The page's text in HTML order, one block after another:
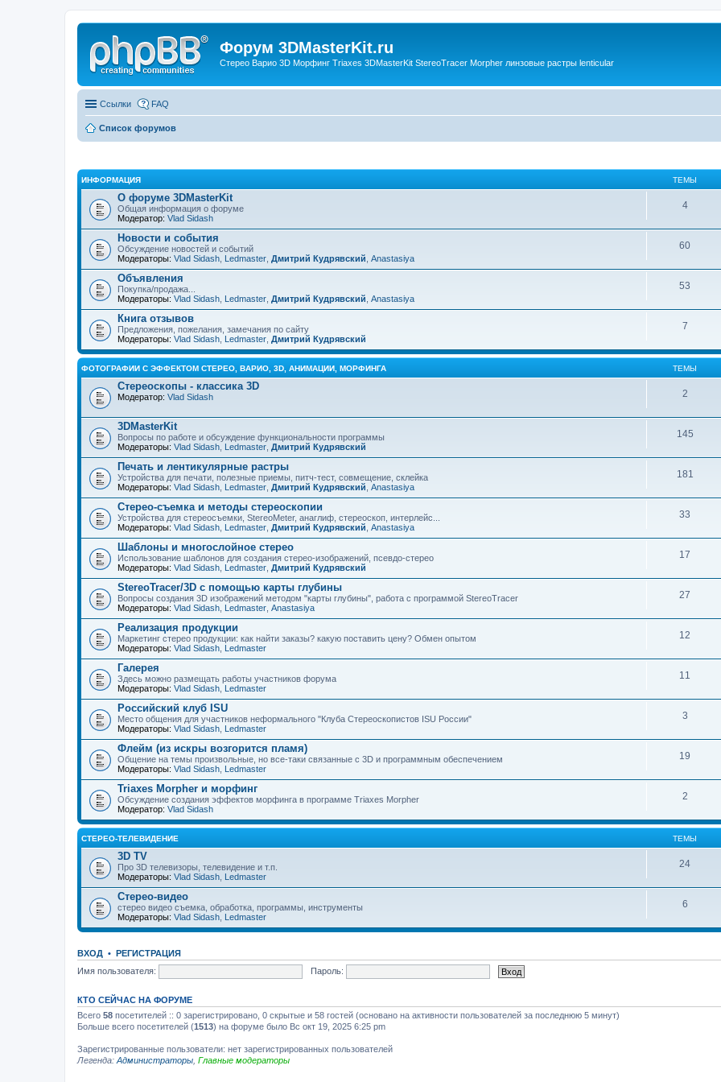
Форум 3DMasterKit.ru
Стерео Варио 3D Морфинг Triaxes 3DMasterKit StereoTracer Morpher линзовые растры lenticular
Ссылки FAQ
Список форумов
ИНФОРМАЦИЯ ТЕМЫ
О форуме 3DMasterKit
Общая информация о форуме
Модератор: Vlad Sidash
4
Новости и события
Обсуждение новостей и событий
Модераторы: Vlad Sidash Ledmaster Дмитрий Кудрявский Anastasiya
60
Объявления
Покупка/продажа...
Модераторы: Vlad Sidash Ledmaster Дмитрий Кудрявский Anastasiya
53
Книга отзывов
Предложения, пожелания, замечания по сайту
Модераторы: Vlad Sidash Ledmaster Дмитрий Кудрявский
7
ФОТОГРАФИИ С ЭФФЕКТОМ СТЕРЕО, ВАРИО, 3D, АНИМАЦИИ, МОРФИНГА ТЕМЫ
Стереоскопы - классика 3D
Модератор: Vlad Sidash 2
3DMasterKit
Вопросы по работе и обсуждение функциональности программы
Модераторы: Vlad Sidash Ledmaster Дмитрий Кудрявский
145
Печать и лентикулярные растры
Устройства для печати, полезные приемы, питч-тест, совмещение, склейка
Модераторы: Vlad Sidash Ledmaster Дмитрий Кудрявский Anastasiya
181
Стерео-съемка и методы стереоскопии
Устройства для стереосъемки, StereoMeter, анаглиф, стереоскоп, интерлейс...
Модераторы: Vlad Sidash Ledmaster Дмитрий Кудрявский Anastasiya
33
Шаблоны и многослойное стерео
Использование шаблонов для создания стерео-изображений, псевдо-стерео
Модераторы: Vlad Sidash Ledmaster Дмитрий Кудрявский
17
StereoTracer/3D с помощью карты глубины
Вопросы создания 3D изображений методом "карты глубины", работа с программой StereoTracer
Модераторы: Vlad Sidash Ledmaster Anastasiya
27
Реализация продукции
Маркетинг стерео продукции: как найти заказы? какую поставить цену? Обмен опытом
Модераторы: Vlad Sidash Ledmaster
12
Галерея
Здесь можно размещать работы участников форума
Модераторы: Vlad Sidash Ledmaster
11
Российский клуб ISU
Место общения для участников неформального "Клуба Стереоскопистов ISU России"
Модераторы: Vlad Sidash Ledmaster
3
Флейм (из искры возгорится пламя)
Общение на темы произвольные, но все-таки связанные с 3D и программным обеспечением
Модераторы: Vlad Sidash Ledmaster
19
Triaxes Morpher и морфинг
Обсуждение создания эффектов морфинга в программе Triaxes Morpher
Модератор: Vlad Sidash
2
СТЕРЕО-ТЕЛЕВИДЕНИЕ ТЕМЫ
3D TV
Про 3D телевизоры, телевидение и т.п.
Модераторы: Vlad Sidash Ledmaster
24
Стерео-видео
стерео видео съемка, обработка, программы, инструменты
Модераторы: Vlad Sidash Ledmaster
6
ВХОД • РЕГИСТРАЦИЯ
Имя пользователя:
Пароль:
КТО СЕЙЧАС НА ФОРУМЕ
Всего 58 посетителей :: 0 зарегистрировано, 0 скрытые и 58 гостей (основано на активности пользователей за последнюю 5 минут)
Больше всего посетителей (1513) на форуме было Вс окт 19, 2025 6:25 pm
Зарегистрированные пользователи: нет зарегистрированных пользователей
Легенда: Администраторы Главные модераторы